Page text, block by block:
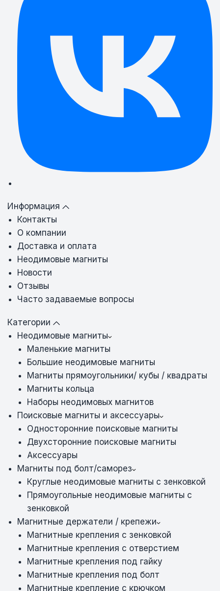
Информация
Контакты
О компании
Доставка и оплата
Неодимовые магниты
Новости
Отзывы
Часто задаваемые вопросы
Категории
Неодимовые магниты
Маленькие магниты
Большие неодимовые магниты
Магниты прямоугольники/ кубы / квадраты
Магниты кольца
Наборы неодимовых магнитов
Поисковые магниты и аксессуары
Односторонние поисковые магниты
Двухсторонние поисковые магниты
Аксессуары
Магниты под болт/саморез
Круглые неодимовые магниты с зенковкой
Прямоугольные неодимовые магниты с
зенковкой
Магнитные держатели / крепежи
Магнитные крепления с зенковкой
Магнитные крепления с отверстием
Магнитные крепления под гайку
Магнитные крепления под болт
Магнитные крепление с крючком